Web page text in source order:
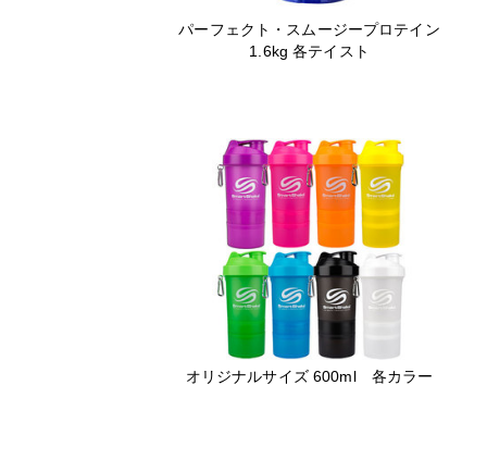
パーフェクト・スムージープロテイン
1.6kg 各テイスト
オリジナルサイズ 600ml 各カラー